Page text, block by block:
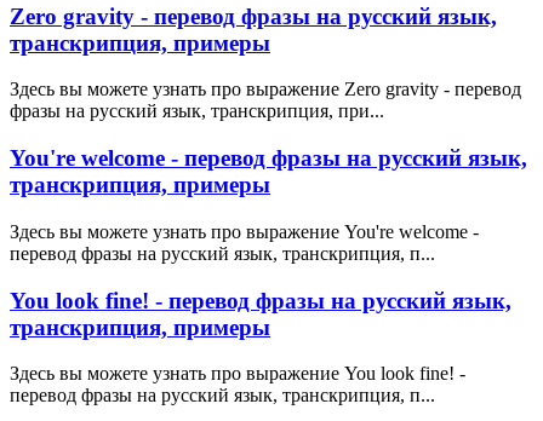
Zero gravity - перевод фразы на русский язык,
транскрипция, примеры
Здесь вы можете узнать про выражение Zero gravity - перевод
фразы на русский язык, транскрипция, при...
You're welcome - перевод фразы на русский язык,
транскрипция, примеры
Здесь вы можете узнать про выражение You're welcome -
перевод фразы на русский язык, транскрипция, п...
You look fine! - перевод фразы на русский язык,
транскрипция, примеры
Здесь вы можете узнать про выражение You look fine! -
перевод фразы на русский язык, транскрипция, п...